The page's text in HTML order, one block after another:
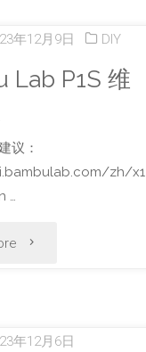
号
对
年12月9日 DIY
Lab P1S 维
议：
zh/x1
…
"Bambu
年12月6日